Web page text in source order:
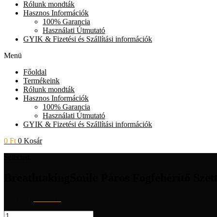
Rólunk mondták
Hasznos Információk
100% Garancia
Használati Útmutató
GYIK & Fizetési és Szállítási információk
Menü
Főoldal
Termékeink
Rólunk mondták
Hasznos Információk
100% Garancia
Használati Útmutató
GYIK & Fizetési és Szállítási információk
0 Ft 0 Kosár
BreathtakingSmile